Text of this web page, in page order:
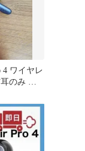
4 ワイヤレ
のみ ブ